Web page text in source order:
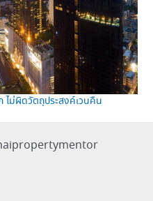
ไม่ผิดวัตถุประสงค์เวนคืน